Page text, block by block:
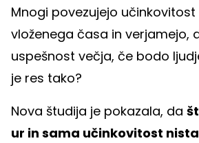
Mnogi povezujejo učinkovitost
vloženega časa in verjamejo,
uspešnost večja, če bodo
je res tako?
Nova študija je pokazala, da
ur in sama učinkovitost